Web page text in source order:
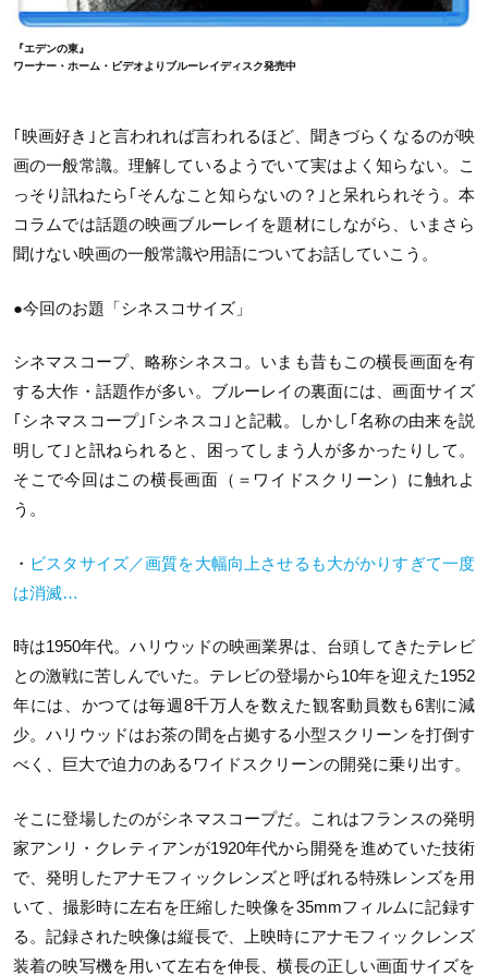
『エデンの東』
ワーナー・ホーム・ビデオよりブルーレイディスク発売中
｢映画好き｣と言われれば言われるほど、聞きづらくなるのが映
画の一般常識。理解しているようでいて実はよく知らない。こ
っそり訊ねたら｢そんなこと知らないの？｣と呆れられそう。本
コラムでは話題の映画ブルーレイを題材にしながら、いまさら
聞けない映画の一般常識や用語についてお話していこう。
●今回のお題「シネスコサイズ」
シネマスコープ、略称シネスコ。いまも昔もこの横長画面を有
する大作・話題作が多い。ブルーレイの裏面には、画面サイズ
｢シネマスコープ｣｢シネスコ｣と記載。しかし｢名称の由来を説
明して｣と訊ねられると、困ってしまう人が多かったりして。
そこで今回はこの横長画面（＝ワイドスクリーン）に触れよ
う。
・ ビスタサイズ／画質を大幅向上させるも大がかりすぎて一度
は消滅…
時は1950年代。ハリウッドの映画業界は、台頭してきたテレビ
との激戦に苦しんでいた。テレビの登場から10年を迎えた1952
年には、かつては毎週8千万人を数えた観客動員数も6割に減
少。ハリウッドはお茶の間を占拠する小型スクリーンを打倒す
べく、巨大で迫力のあるワイドスクリーンの開発に乗り出す。
そこに登場したのがシネマスコープだ。これはフランスの発明
家アンリ・クレティアンが1920年代から開発を進めていた技術
で、発明したアナモフィックレンズと呼ばれる特殊レンズを用
いて、撮影時に左右を圧縮した映像を35mmフィルムに記録す
る。記録された映像は縦長で、上映時にアナモフィックレンズ
装着の映写機を用いて左右を伸長、横長の正しい画面サイズを